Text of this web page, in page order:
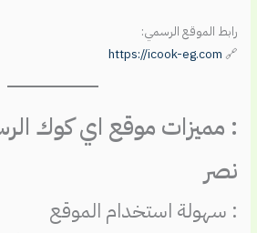
رابط الموقع الرسمي:
🔗
https://icook-eg.com
: مميزات موقع اي كوك
نصر
: سهولة استخدام الموقع